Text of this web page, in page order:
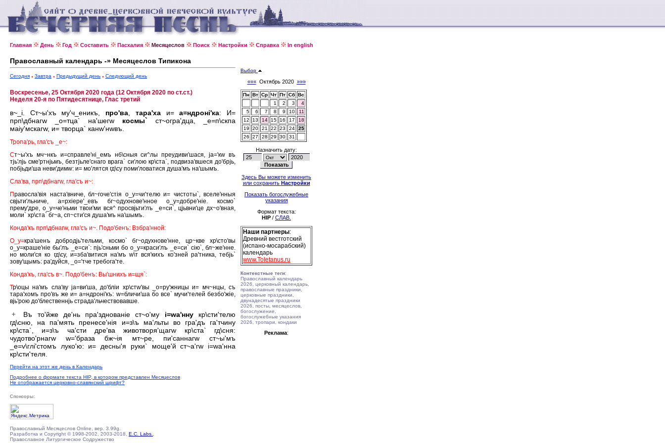
Главная День Год Составить Пасхалия Месяцеслов Поиск Настройки Справка In english
Православный календарь -» Месяцеслов Типикона
Сегодня Завтра Предыдущий день Следующий день
Воскресенье, 25 Октября 2020 года (12 Октября 2020 по ст.ст.)
Неделя 20-я по Пятидесятнице, Глас третий
в~_i. Ст~ы'хъ му'ч_еникъ, про'ва тара'хаи=а=ндронi'ка: И=
прп\дбнагw _о=тца` на'шегw космы` ст~огра'дца, _е=п\скпа
маiу'мскагw, и= творца` канw'нwвъ.
Тропа'рь, гла'съ _е~:
Ст~ы'хъ мч~нкъ и=справле'нi_емъ нб\сныя си^лы преудиви'шася, jа='кw въ
тjь'лjь сме'ртнjьмъ, безтjьле'снаго врага` си'лою кр\ста`, подвиза'вшеся до'брjь,
побjьди'ша неви'димw: и= мо'лятся гд\су поми'ловатися душа'мъ на'шымъ.
Сла'ва, прп\дбнагw, гла'съ и~:
Правосла'вiя наста'вниче, бл~гоче'стiя о_у=чи'телю и= чистоты`, вселе'нныя
свjьти'льниче, а=рхiере'_евъ бг~одухнове'нное о_у=добре'нiе. космо`
прему'дре, о_у=че'ньми твои'ми вся^ просвjьти'лъ _е=си`, цjьвни'це дх~о'вная,
моли` хр\ста` бг~а, сп~сти'ся душа'мъ на'шымъ.
Конда'къ прп\дбнагw, гла'съ и~. Подо'бенъ: Взбра'нной:
О_у=кра'шенъ добродjь'тельми, космо` бг~одухнове'нне, цр~кве хр\сто'вы
о_у=краше'нiе бы'лъ _е=си`: пjь'сньми бо о_у=краси'лъ _е=си` сiю`, бл~же'нне.
но моли'ся ко гд\су, и=зба'витися на'мъ w\т вся'кихъ ко'зней ра'тника, тебjь`
зову'щымъ: ра'дуйся, _о='тче требога'те.
Конда'къ, гла'съ в~. Подо'бенъ: Вы'шнихъ и=щя`:
Тр\оцы на'мъ сла'ву jа=ви'ша, до'блiи хр\стw'вы _о=ру'жницы и= мч~нцы, съ
тара'хомъ про'въ же и= а=ндронi'къ: w=бличи'ша бо все` мучи'телей безбо'жiе,
вjь'рою до'блественнjь страда'льчествовавше.
Въ то'йже де'нь пра'зднованiе ст~о'му i=wа'ннукр\сти'телю
гд\сню, на па'мять пренесе'нiя и=з\ъ ма'льты во гра'дъ га'тчину
кр\ста`, и=з\ъ ча'сти дре'ва животворя'щагw кр\ста` гд\сня:
чудотво'рнагw w='браза бж~iя мт~ре, пи'саннагw ст~ы'мъ
_е=v\глi'стомъ луко'ю: и= десны'я руки` моще'й ст~а'гw i=wа'нна
кр\сти'теля.
Перейти на этот же день в Календарь
Подробнее о формате текста HIP, в котором представлен Месяцеслов
Не отображается церковно-славянский шрифт?
Выбор
«««Октябрь 2020 »»»
Пн Вт Ср Чт Пт Сб Вс
1
2 3
4
5
6 7 8 9 10
11
12
13 14 15 16 17
18
19
20 21 22 23 24
25
26
27 28 29 30 31
Назначить дату:
Здесь Вы можете изменить
или сохранить Настройки
Показать богослужебные
указания
Формат текста:
HIP / СЛАВ.
Наши партнеры:
Древний вестготский
(испано-мосарабский)
календарь
www.Toletanus.ru
Контекстные теги:
Православный календарь
2026, церковный календарь,
православные праздники,
церковные праздники,
двунадесятые праздники
2026, посты, месяцеслов,
богослужение,
богослужебные указания
2026, тропари, кондаки
Реклама:
Спонсоры:
Православный Месяцеслов Online, вер. 3.99g.
Разработка и Copyright © 1998-2002, 2003-2018, E.C. Labs.
Православное Литургическое Содружество